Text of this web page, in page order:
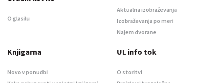
O glasilu
Aktualna izobraževanja
Izobraževanja po meri
Najem dvorane
Knjigarna
Novo v ponudbi
UL info tok
O storitvi